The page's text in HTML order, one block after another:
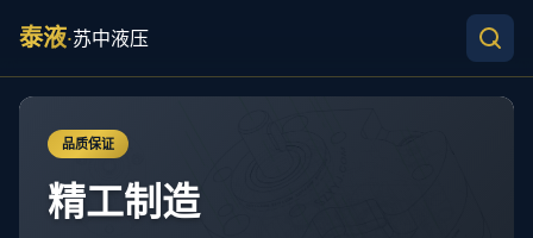
泰液·苏中液压
品质保证
精工制造